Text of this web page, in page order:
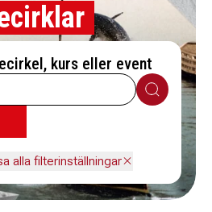
kurs eller event
Sök
alla filterinställningar